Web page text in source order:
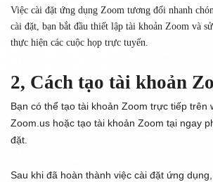
Việc cài đặt ứng dụng Zoom tương đối nhanh
cài đặt, bạn bắt đầu thiết lập tài khoản Zoom và
thực hiện các cuộc họp trực tuyến.
2, Cách tạo tài khoản
Bạn có thể tạo tài khoản Zoom trực tiếp trên
Zoom.us hoặc tạo tài khoản Zoom tại ngay
đặt.
Sau khi đã hoàn thành việc cài đặt ứng